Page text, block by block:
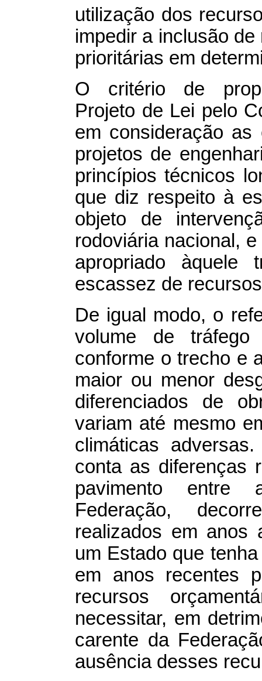
utilização dos
impedir a inclusão
prioritárias em
O critério de
Projeto de Lei pelo
em consideração
projetos de
princípios técnicos
que diz respeito à
objeto de
rodoviária nacional,
apropriado àquele
escassez de
De igual modo, o
volume de
conforme o trecho e
maior ou menor
diferenciados de
variam até mesmo
climáticas
conta as diferenças
pavimento entre
Federação,
realizados em anos
um Estado que
em anos recentes
recursos
necessitar, em
carente da
ausência desses